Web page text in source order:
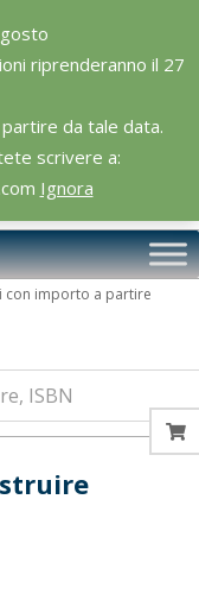
riprenderanno il 27
da tale data.
scrivere a:
Ignora
con importo a partire